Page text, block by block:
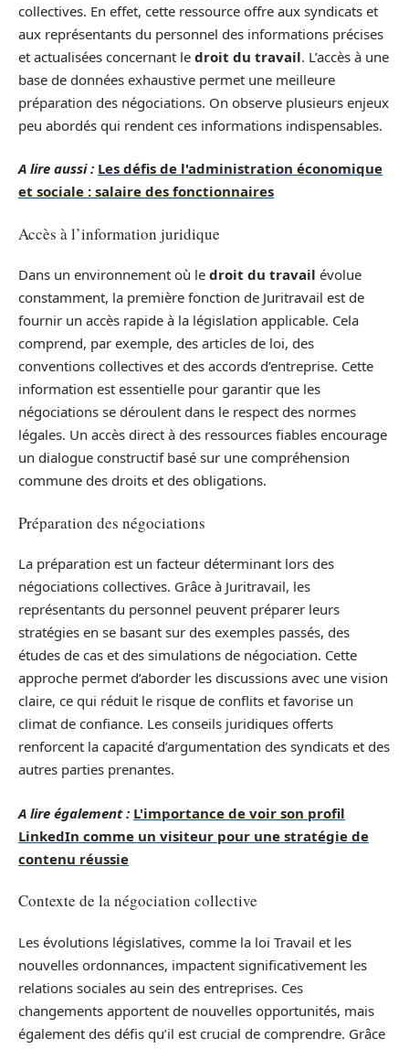
collectives. En effet, cette ressource offre aux syndicats et
aux représentants du personnel des informations précises
et actualisées concernant le droit du travail. L’accès à une
base de données exhaustive permet une meilleure
préparation des négociations. On observe plusieurs enjeux
peu abordés qui rendent ces informations indispensables.
A lire aussi : Les défis de l'administration économique
et sociale : salaire des fonctionnaires
Accès à l’information juridique
Dans un environnement où le droit du travail évolue
constamment, la première fonction de Juritravail est de
fournir un accès rapide à la législation applicable. Cela
comprend, par exemple, des articles de loi, des
conventions collectives et des accords d’entreprise. Cette
information est essentielle pour garantir que les
négociations se déroulent dans le respect des normes
légales. Un accès direct à des ressources fiables encourage
un dialogue constructif basé sur une compréhension
commune des droits et des obligations.
Préparation des négociations
La préparation est un facteur déterminant lors des
négociations collectives. Grâce à Juritravail, les
représentants du personnel peuvent préparer leurs
stratégies en se basant sur des exemples passés, des
études de cas et des simulations de négociation. Cette
approche permet d’aborder les discussions avec une vision
claire, ce qui réduit le risque de conflits et favorise un
climat de confiance. Les conseils juridiques offerts
renforcent la capacité d’argumentation des syndicats et des
autres parties prenantes.
A lire également : L'importance de voir son profil
LinkedIn comme un visiteur pour une stratégie de
contenu réussie
Contexte de la négociation collective
Les évolutions législatives, comme la loi Travail et les
nouvelles ordonnances, impactent significativement les
relations sociales au sein des entreprises. Ces
changements apportent de nouvelles opportunités, mais
également des défis qu’il est crucial de comprendre. Grâce